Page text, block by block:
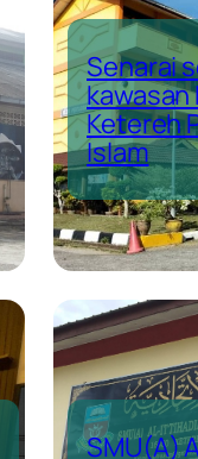
Senarai
kawasan
Ketereh
Islam
SMU(A)